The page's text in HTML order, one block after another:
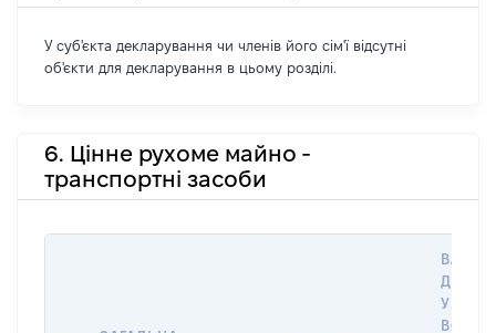
У суб'єкта декларування чи членів його сім'ї відсутні
об'єкти для декларування в цьому розділі.
6. Цінне рухоме майно -
транспортні засоби
ДАТУ
У